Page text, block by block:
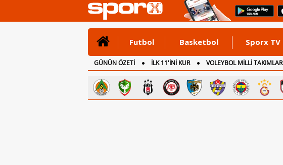
Futbol Basketbol Sporx TV
GÜNÜN ÖZETİ İLK 11'İNİ KUR VOLEYBOL MİLLİ TAKIMLAR
CANLI ANLATIM
İNGİLTERE